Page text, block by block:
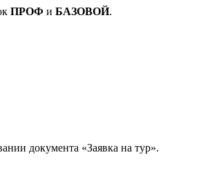
ПРОФ и БАЗОВОЙ.
документа «Заявка на тур».